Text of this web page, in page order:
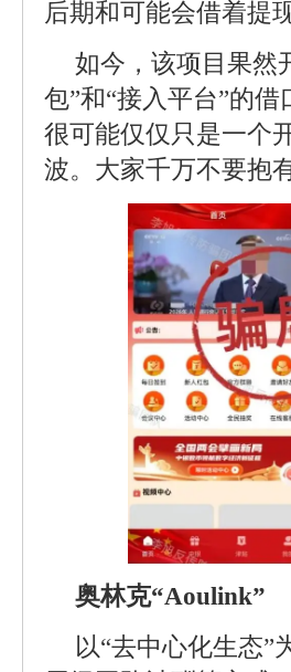
后期和可能会借着提
如今，该项目果然
包”和“接入平台”的
很可能仅仅只是一个
波。大家千万不要抱
奥林克“Aoulink”
以“去中心化生态”